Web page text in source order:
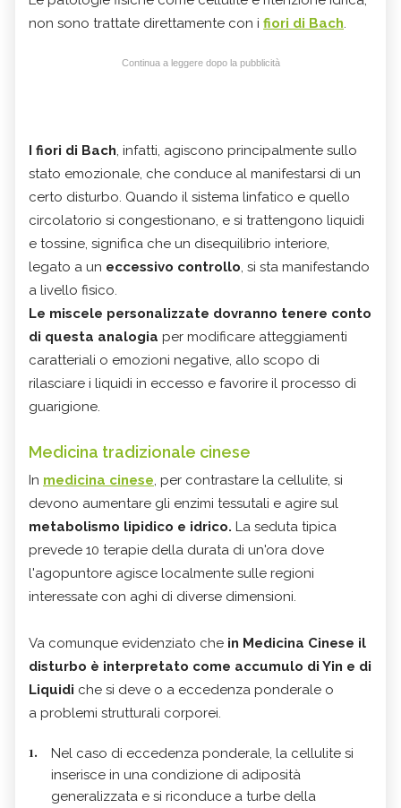
non sono trattate direttamente con i fiori di Bach.
Continua a leggere dopo la pubblicità
I fiori di Bach, infatti, agiscono principalmente sullo
stato emozionale, che conduce al manifestarsi di un
certo disturbo. Quando il sistema linfatico e quello
circolatorio si congestionano, e si trattengono liquidi
e tossine, significa che un disequilibrio interiore,
legato a un eccessivo controllo, si sta manifestando
a livello fisico.
Le miscele personalizzate dovranno tenere conto
di questa analogia per modificare atteggiamenti
caratteriali o emozioni negative, allo scopo di
rilasciare i liquidi in eccesso e favorire il processo di
guarigione.
Medicina tradizionale cinese
In medicina cinese, per contrastare la cellulite, si
devono aumentare gli enzimi tessutali e agire sul
metabolismo lipidico e idrico. La seduta tipica
prevede 10 terapie della durata di un'ora dove
l'agopuntore agisce localmente sulle regioni
interessate con aghi di diverse dimensioni.
Va comunque evidenziato che in Medicina Cinese il
disturbo è interpretato come accumulo di Yin e di
Liquidi che si deve o a eccedenza ponderale o
a problemi strutturali corporei.
Nel caso di eccedenza ponderale, la cellulite si
inserisce in una condizione di adiposità
generalizzata e si riconduce a turbe della